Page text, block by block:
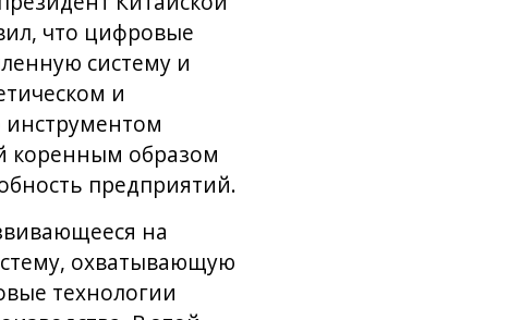
что цифровые
систему и
и
инструментом
коренным образом
предприятий.
на
охватывающую
технологии